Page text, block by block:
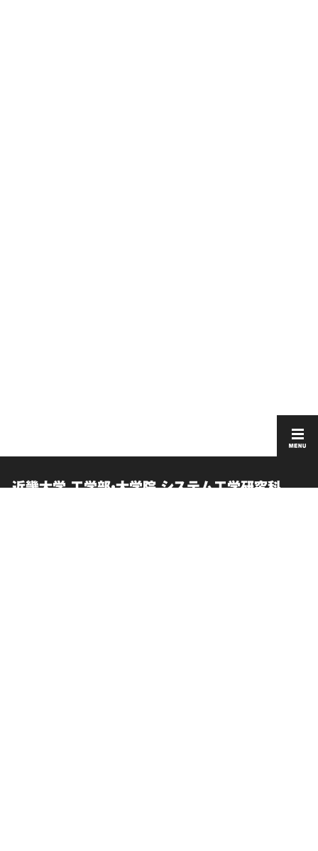
近畿大学 工学部・大学院 システム工学研究科